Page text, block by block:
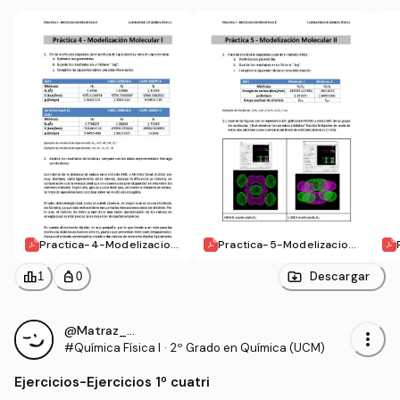
Practica-4-Modelizacion
Practica-5-Modelizacion
leaderboard1 personal_bag 0 Descargar
@Matraz_erlen
#Química Física I · 2º Grado en Química (UCM) more_vert
Ejercicios-Ejercicios 1º cuatri